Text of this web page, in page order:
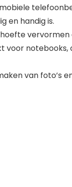
en handig is.
voor
van foto’s